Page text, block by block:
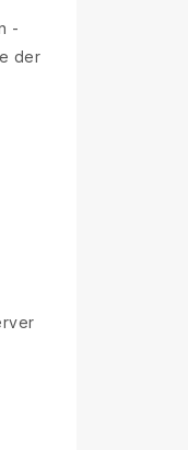
-
der